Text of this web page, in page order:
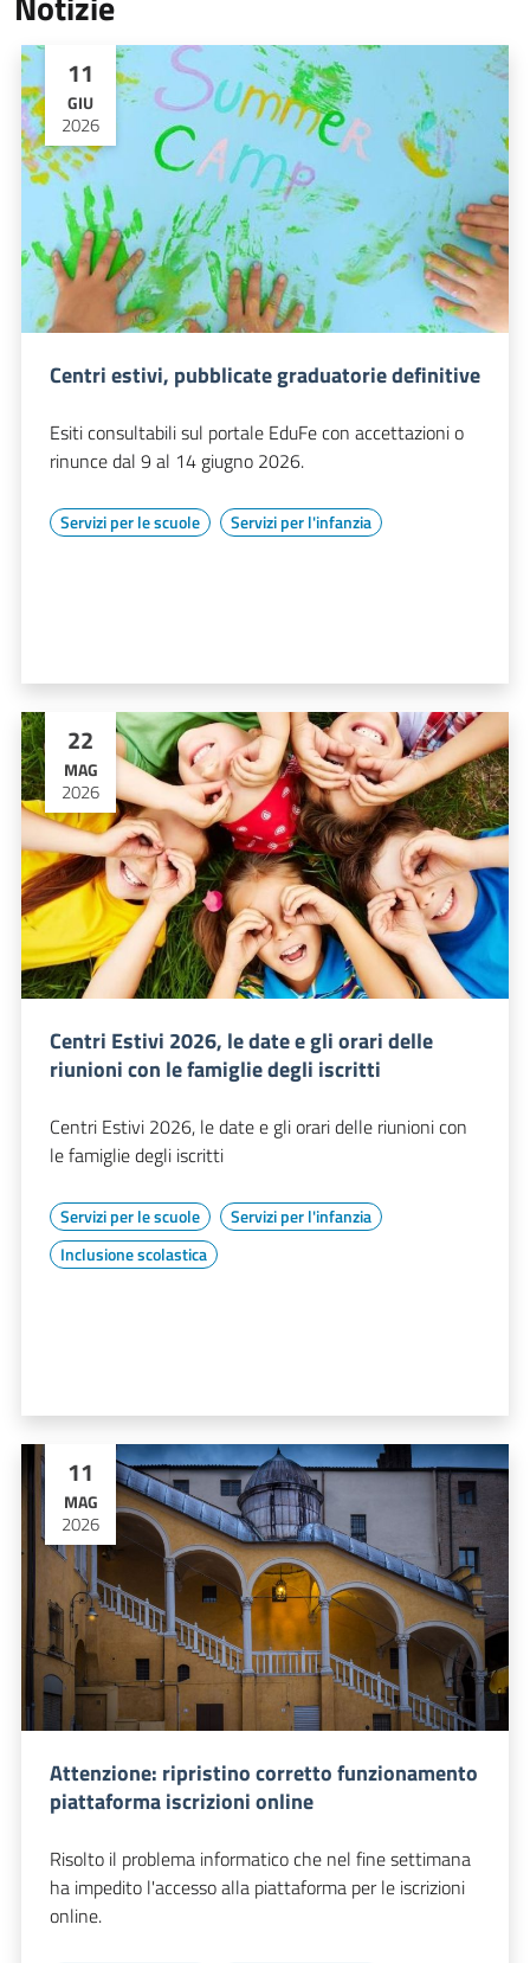
11
GIU
2026
Centri estivi, pubblicate graduatorie definitive
Esiti consultabili sul portale EduFe con accettazioni o
rinunce dal 9 al 14 giugno 2026.
Servizi per le scuole Servizi per l'infanzia
22
MAG
2026
Centri Estivi 2026, le date e gli orari delle
riunioni con le famiglie degli iscritti
Centri Estivi 2026, le date e gli orari delle riunioni con
le famiglie degli iscritti
Servizi per le scuole
Servizi per l'infanzia
Inclusione scolastica
11
MAG
2026
Attenzione: ripristino corretto funzionamento
piattaforma iscrizioni online
Risolto il problema informatico che nel fine settimana
ha impedito l'accesso alla piattaforma per le iscrizioni
online.